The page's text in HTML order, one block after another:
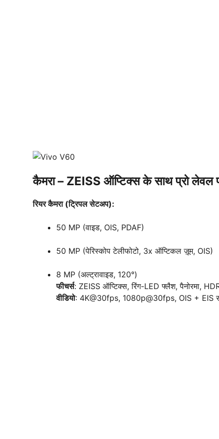
कैमरा – ZEISS ऑप्टिक्स के साथ प्रो लेवल
रियर कैमरा (ट्रिपल सेटअप):
50 MP (वाइड, OIS, PDAF)
50 MP (पेरिस्कोप टेलीफोटो, 3x ऑप्टिकल ज़ूम, OIS)
8 MP (अल्ट्रावाइड, 120°)
फीचर्स: ZEISS ऑप्टिक्स, रिंग-LED फ्लैश, पैनोरमा,
वीडियो: 4K@30fps, 1080p@30fps, OIS + EIS